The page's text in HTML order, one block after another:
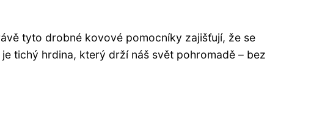
tyto drobné kovové pomocníky zajišťují, že se
tichý hrdina, který drží náš svět pohromadě – bez